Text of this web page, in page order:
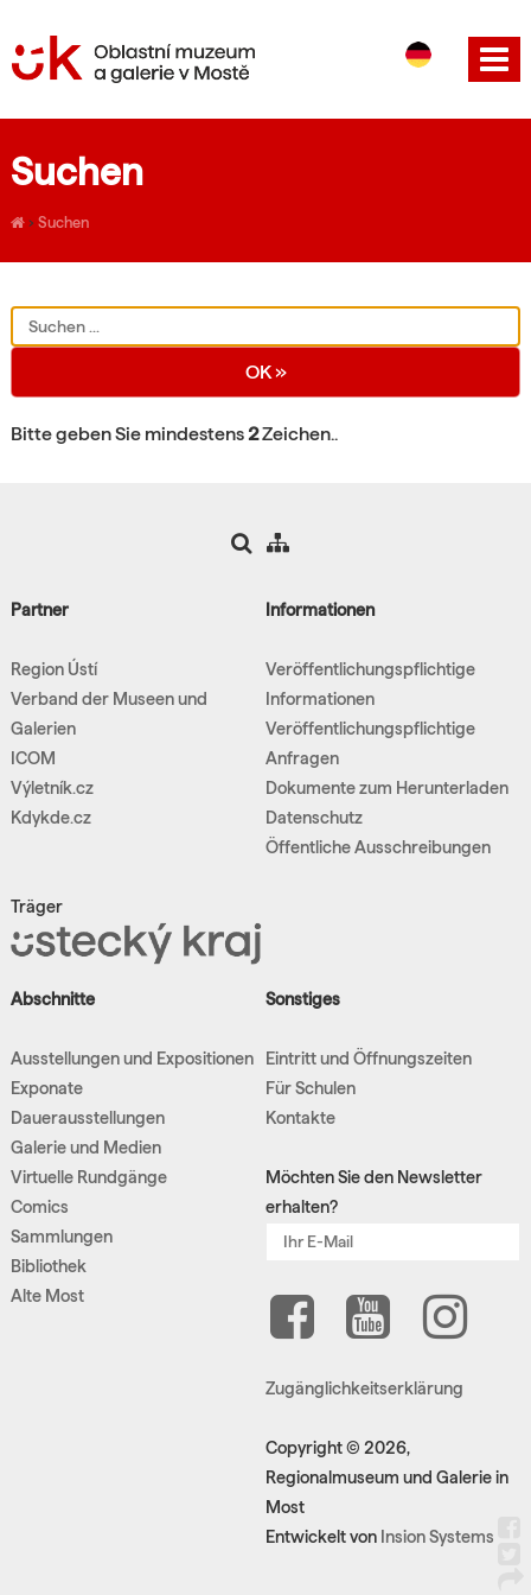
EN
Suchen
› Suchen
Bitte geben Sie mindestens 2Zeichen..
Partner
Region Ústí
Verband der Museen und
Galerien
ICOM
Výletník.cz
Kdykde.cz
Träger
Informationen
Veröffentlichungspflichtige
Informationen
Veröffentlichungspflichtige
Anfragen
Dokumente zum Herunterladen
Datenschutz
Öffentliche Ausschreibungen
Abschnitte
Ausstellungen und Expositionen
Exponate
Dauerausstellungen
Galerie und Medien
Virtuelle Rundgänge
Comics
Sammlungen
Bibliothek
Alte Most
Sonstiges
Eintritt und Öffnungszeiten
Für Schulen
Kontakte
Möchten Sie den Newsletter
erhalten?
Zugänglichkeitserklärung
Copyright © 2026,
Regionalmuseum und Galerie in
Most
Entwickelt von Insion Systems